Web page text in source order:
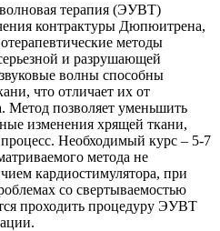
терапия (ЭУВТ)
контрактуры Дюпюитрена,
методы
и разрушающей
волны способны
что отличает их от
Метод позволяет уменьшить
изменения хрящей ткани,
Необходимый курс – 5-7
метода не
кардиостимулятора, при
со свертываемостью
проходить процедуру ЭУВТ